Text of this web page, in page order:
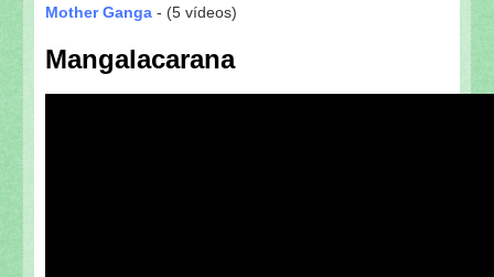
Mother Ganga - (5 vídeos)
Mangalacarana